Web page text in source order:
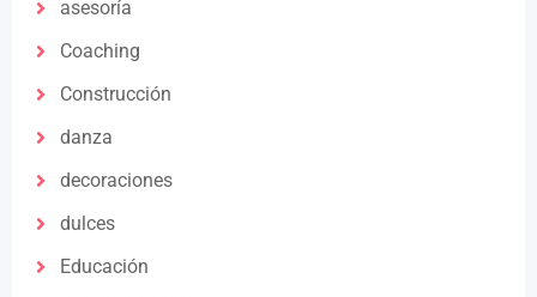
asesoría
Coaching
Construcción
danza
decoraciones
dulces
Educación